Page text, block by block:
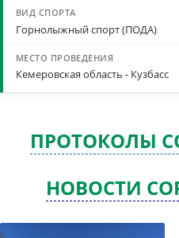
Горнолыжный спорт (ПОДА)
Кемеровская область - Кузбасс
ПРОТОКОЛЫ
НОВОСТИ